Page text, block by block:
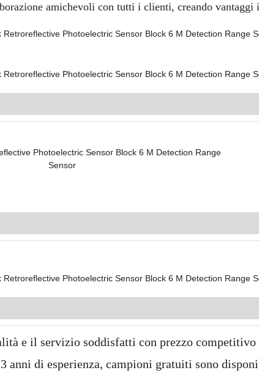
amichevoli con tutti i clienti, creando vantaggi
e il servizio soddisfatti con prezzo competitivo
anni di esperienza, campioni gratuiti sono